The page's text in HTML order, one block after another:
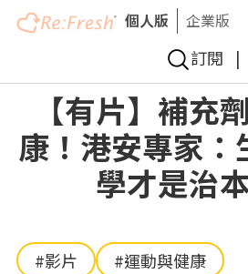
移
個人版 企業版
訂閱 |
【有片】補充
康！港安專家：
學才是治
#影片 #運動與健康